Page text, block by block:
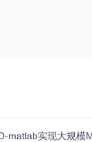
实现大规模MIMO